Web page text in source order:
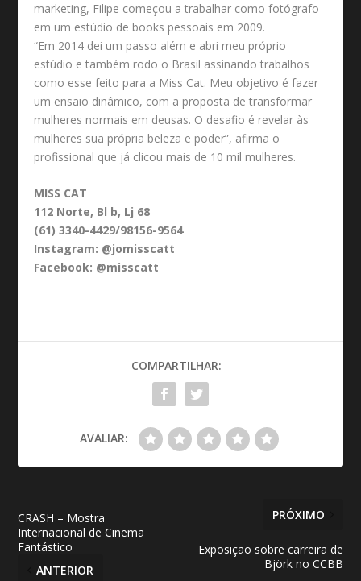
marketing, Filipe começou a trabalhar como fotógrafo
em um estúdio de books pessoais em 2009.
“Em 2014 dei um passo além e abri meu próprio
estúdio e também rodo o Brasil assinando trabalhos
como esse feito para a Miss Cat. Meu objetivo é fazer
um ensaio dinâmico, com a proposta de transformar
mulheres normais em deusas. O desafio é revelar às
mulheres sua própria beleza e poder”, afirma o
profissional que já clicou mais de 10 mil mulheres.
MISS CAT
112 Norte, Bl b, Lj 68
(61) 3340-4429/98156-9564
Instagram: @jomisscatt
Facebook: @misscatt
COMPARTILHAR:
AVALIAR:
CRASH – Mostra
Internacional de Cinema
Fantástico
ANTERIOR
PRÓXIMO
Exposição sobre carreira de
Björk no CCBB